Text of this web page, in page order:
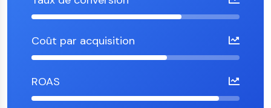
Coût par acquisition
ROAS